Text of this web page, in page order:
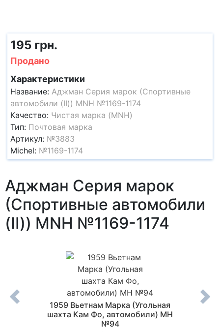
195 грн.
Продано
Характеристики
Название: Аджман Серия марок (Спортивные
автомобили (II)) MNH №1169-1174
Качество: Чистая марка (MNH)
Тип: Почтовая марка
Артикул: №3883
Michel: №1169-1174
Аджман Серия марок
(Спортивные автомобили
(II)) MNH №1169-1174
1959 Вьетнам Марка (Угольная
шахта Кам Фо, автомобили) MH
№94